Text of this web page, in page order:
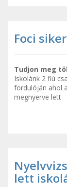
Foci
Tudjon meg
Iskolánk 2 fiú
fordulóján ahol
megnyerve lett
lett